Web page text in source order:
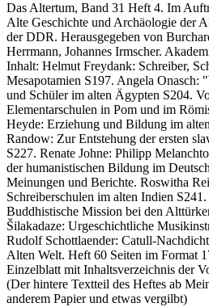
Das Altertum, Band 31 Heft 4. Im
Alte Geschichte und Archäologie der
der DDR. Herausgegeben von
Herrmann, Johannes Irmscher.
Inhalt: Helmut Freydank: Schreiber,
Mesapotamien S197. Angela Onasch:
und Schüler im alten Ägypten S204.
Elementarschulen in Pom und im
Heyde: Erziehung und Bildung im
Randow: Zur Entstehung der ersten
S227. Renate Johne: Philipp
der humanistischen Bildung im
Meinungen und Berichte. Roswitha
Schreiberschulen im alten Indien
Buddhistische Mission bei den
Šilakadaze: Urgeschichtliche
Rudolf Schottlaender: Catull-
Alten Welt. Heft 60 Seiten im Format
Einzelblatt mit Inhaltsverzeichnis der
(Der hintere Textteil des Heftes ab
anderem Papier und etwas vergilbt)